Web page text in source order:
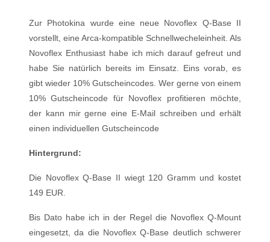
Zur Photokina wurde eine neue Novoflex Q-Base II
vorstellt, eine Arca-kompatible Schnellwecheleinheit. Als
Novoflex Enthusiast habe ich mich darauf gefreut und
habe Sie natürlich bereits im Einsatz. Eins vorab, es
gibt wieder 10% Gutscheincodes. Wer gerne von einem
10% Gutscheincode für Novoflex profitieren möchte,
der kann mir gerne eine E-Mail schreiben und erhält
einen individuellen Gutscheincode
Hintergrund:
Die Novoflex Q-Base II wiegt 120 Gramm und kostet
149 EUR.
Bis Dato habe ich in der Regel die Novoflex Q-Mount
eingesetzt, da die Novoflex Q-Base deutlich schwerer